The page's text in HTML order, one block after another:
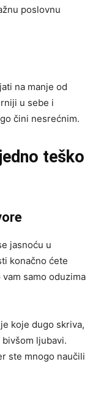
poslovnu
na manje od
u sebe i
čini nesrećnim.
teško
jasnoću u
konačno ćete
samo oduzima
koje dugo skriva,
ljubavi.
ste mnogo naučili